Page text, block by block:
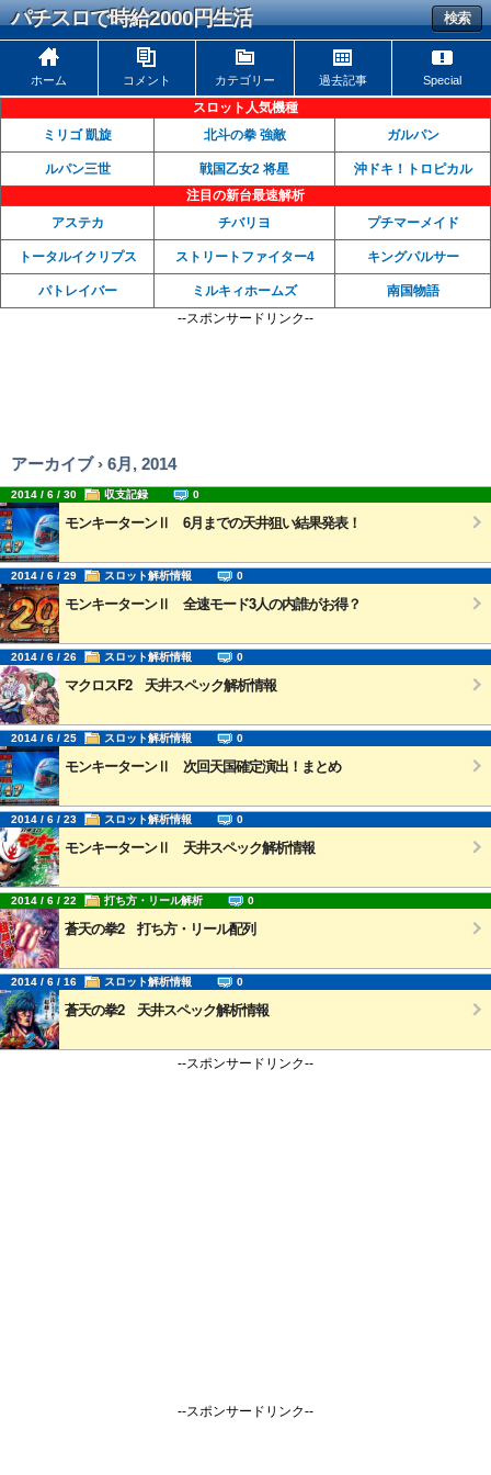
パチスロで時給2000円生活 検索
ホーム コメント カテゴリー 過去記事 Special
スロット人気機種
ミリゴ 凱旋
北斗の拳 強敵 ガルパン
ルパン三世 戦国乙女2 将星
沖ドキ！トロピカル
注目の新台最速解析
アステカ
チバリヨ プチマーメイド
トータルイクリプス ストリートファイター4 キングパルサー
パトレイバー ミルキィホームズ
南国物語
--スポンサードリンク--
アーカイブ › 6月, 2014
2014 / 6 / 30 収支記録 0
モンキーターンⅡ 6月までの天井狙い結果発表！
2014 / 6 / 29 スロット解析情報 0
モンキーターンⅡ 全速モード3人の内誰がお得？
2014 / 6 / 26 スロット解析情報 0
マクロスF2 天井スペック解析情報
2014 / 6 / 25 スロット解析情報 0
モンキーターンⅡ 次回天国確定演出！まとめ
2014 / 6 / 23 スロット解析情報 0
モンキーターンⅡ 天井スペック解析情報
2014 / 6 / 22 打ち方・リール解析 0
蒼天の拳2 打ち方・リール配列
2014 / 6 / 16 スロット解析情報 0
蒼天の拳2 天井スペック解析情報
--スポンサードリンク--
--スポンサードリンク--